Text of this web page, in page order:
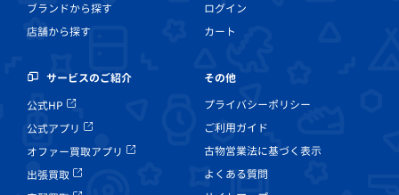
ブランドから探す
店舗から探す
ログイン
カート
サービスのご紹介
公式HP
公式アプリ
オファー買取アプリ
出張買取
その他
プライバシーポリシー
ご利用ガイド
古物営業法に基づく表示
よくある質問